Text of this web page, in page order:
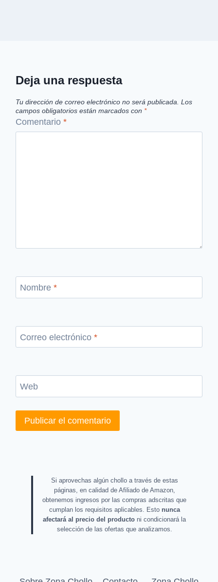
Deja una respuesta
Tu dirección de correo electrónico no será publicada. Los
campos obligatorios están marcados con *
Comentario *
Nombre *
Correo electrónico *
Web
Si aprovechas algún chollo a través de estas
páginas, en calidad de Afiliado de Amazon,
obtenemos ingresos por las compras adscritas que
cumplan los requisitos aplicables. Esto nunca
afectará al precio del producto ni condicionará la
selección de las ofertas que analizamos.